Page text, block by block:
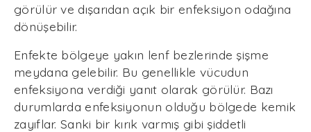
görülür ve dışarıdan açık bir enfeksiyon odağına
dönüşebilir.
Enfekte bölgeye yakın lenf bezlerinde şişme
meydana gelebilir. Bu genellikle vücudun
enfeksiyona verdiği yanıt olarak görülür. Bazı
durumlarda enfeksiyonun olduğu bölgede kemik
zayıflar. Sanki bir kırık varmış gibi şiddetli